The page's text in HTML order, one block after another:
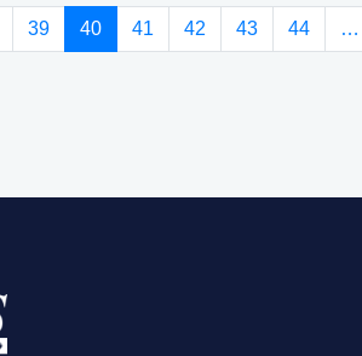
39 40(current)
41 42 43 44 …